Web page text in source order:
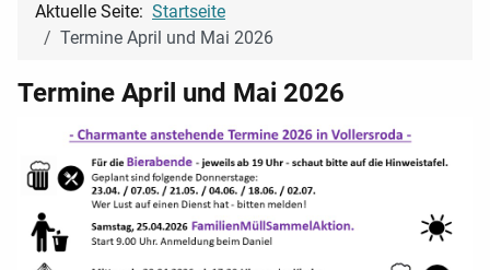
Aktuelle Seite: Startseite
Termine April und Mai 2026
Termine April und Mai 2026